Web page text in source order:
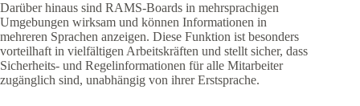
Darüber hinaus sind RAMS-Boards in mehrsprachigen
Umgebungen wirksam und können Informationen in
mehreren Sprachen anzeigen. Diese Funktion ist besonders
vorteilhaft in vielfältigen Arbeitskräften und stellt sicher, dass
Sicherheits- und Regelinformationen für alle Mitarbeiter
zugänglich sind, unabhängig von ihrer Erstsprache.